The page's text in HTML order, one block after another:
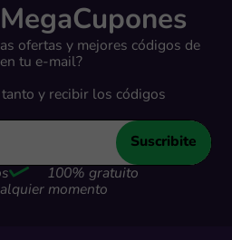
ofertas y mejores códigos de
tu e-mail?
y recibir los códigos
Suscribite
100% gratuito
momento